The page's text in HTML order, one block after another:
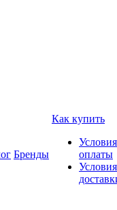
Бренды
Как купить
Условия
оплаты
Условия